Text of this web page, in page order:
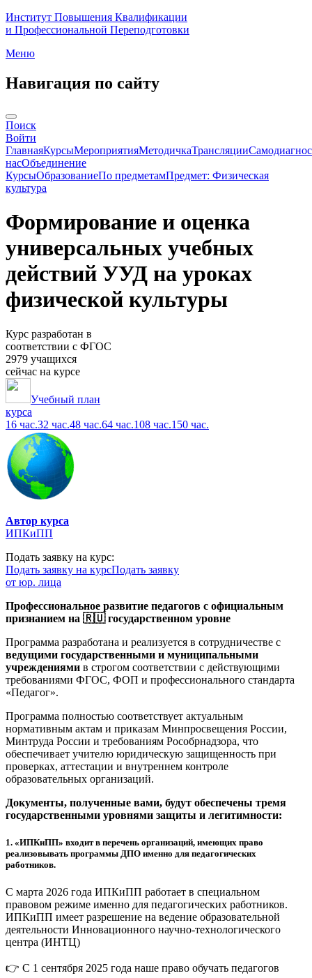
Институт Повышения Квалификации
и Профессиональной Переподготовки
Меню
Навигация по сайту
Поиск
Войти
ГлавнаяКурсыМероприятияМетодичкаТрансляции
насОбъединение
КурсыОбразованиеПо предметамПредмет: Физическая
культура
Формирование и оценка
универсальных учебных
действий УУД на уроках
физической культуры
Курс разработан в
соответствии с ФГОС
2979 учащихся
сейчас на курсе
Учебный план
курса
16 час.32 час.48 час.64 час.108 час.150 час.
Автор курса
ИПКиПП
Подать заявку на курс:
Подать заявку на курсПодать заявку
от юр. лица
Профессиональное развитие педагогов с официальным
признанием на 🇷🇺 государственном уровне
Программа разработана и реализуется в сотрудничестве с
ведущими государственными и муниципальными
учреждениями в строгом соответствии с действующими
требованиями ФГОС, ФОП и профессионального стандарта
«Педагог».
Программа полностью соответствует актуальным
нормативным актам и приказам Минпросвещения России,
Минтруда России и требованиям Рособрнадзора, что
обеспечивает учителю юридическую защищенность при
проверках, аттестации и внутреннем контроле
образовательных организаций.
Документы, полученные вами, будут обеспечены тремя
государственными уровнями защиты и легитимности:
1. «ИПКиПП» входит в перечень организаций, имеющих право
реализовывать программы ДПО именно для педагогических
работников.
С марта 2026 года ИПКиПП работает в специальном
правовом режиме именно для педагогических работников.
ИПКиПП имеет разрешение на ведение образовательной
деятельности Инновационного научно-технологического
центра (ИНТЦ)
👉 С 1 сентября 2025 года наше право обучать педагогов